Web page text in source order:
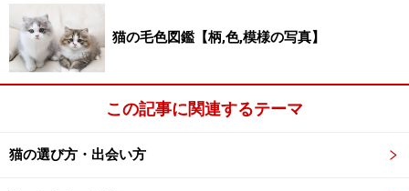
猫の毛色図鑑【柄,色,模様の写真】
この記事に関連するテーマ
猫の選び方・出会い方